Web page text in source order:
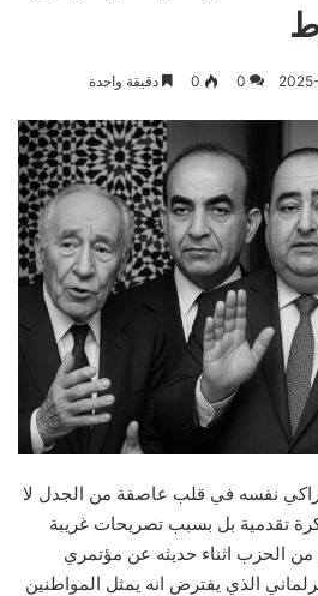
0
0 دقيقة واحدة
نفسه في قلب عاصفة من الجدل لا
تقدمية بل بسبب تصريحات غريبة
الحزب اثناء حديثه عن مؤتمري
الذي يفترض انه يمثل المواطنين